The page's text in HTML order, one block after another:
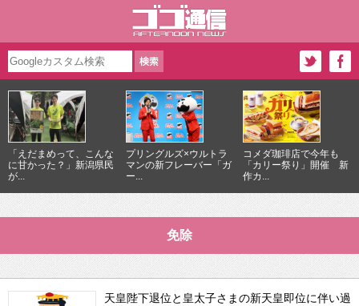
「えだまめって、こんな
に甘かった？」新潟県民
が...
プリングルズ×ウルトラ
マンの新フレーバー「ガ
ー...
コメダ珈琲店で今年も
「カリー祭り」開催 新
作カ...
免除
天皇陛下退位と皇太子さまの新天皇即位に伴い過